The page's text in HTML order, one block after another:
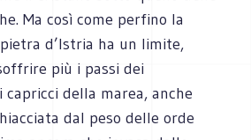
Ma così come perfino la
d’Istria ha un limite,
più i passi dei
capricci della marea, anche
dal peso delle orde